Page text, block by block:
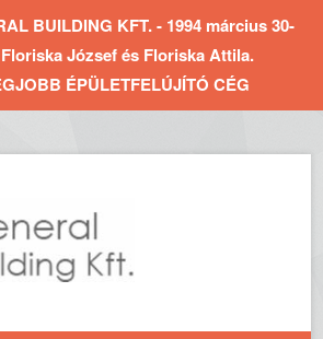
BUILDING KFT. - 1994 március 30-
József és Floriska Attila.
ÉPÜLETFELÚJÍTÓ CÉG